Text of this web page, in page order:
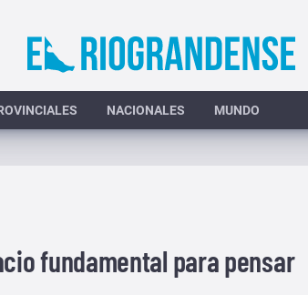
NACIONALES MUNDO
fundamental para pensar